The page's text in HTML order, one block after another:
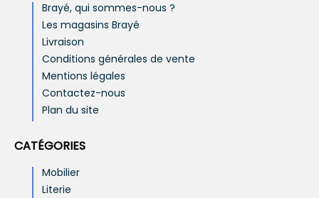
Brayé, qui sommes-nous ?
Les magasins Brayé
Livraison
Conditions générales de vente
Mentions légales
Contactez-nous
Plan du site
CATÉGORIES
Mobilier
Literie